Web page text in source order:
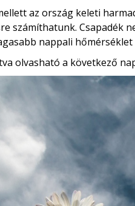
az ország keleti
számíthatunk. Csapadék
nappali hőmérséklet
olvasható a következő